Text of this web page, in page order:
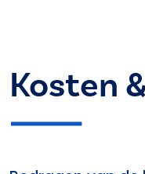
Kosten